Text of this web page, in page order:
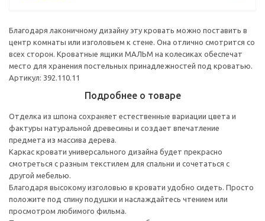
Благодаря лаконичному дизайну эту кровать можно поставить в
центр комнаты или изголовьем к стене. Она отлично смотрится со
всех сторон. Кроватные ящики МАЛЬМ на колесиках обеспечат
место для хранения постельных принадлежностей под кроватью.
Артикул: 392.110.11
Подробнее о товаре
Отделка из шпона сохраняет естественные вариации цвета и
фактуры натуральной древесины и создает впечатление
предмета из массива дерева.
Каркас кровати универсального дизайна будет прекрасно
смотреться с разным текстилем для спальни и сочетаться с
другой мебелью.
Благодаря высокому изголовью в кровати удобно сидеть. Просто
положите под спину подушки и наслаждайтесь чтением или
просмотром любимого фильма.